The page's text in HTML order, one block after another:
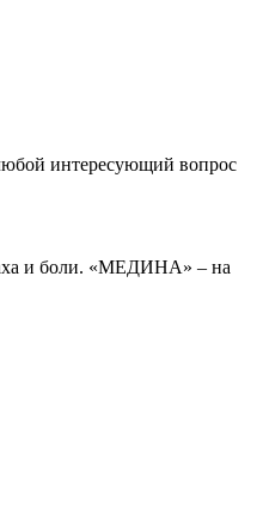
интересующий вопрос
и боли. «МЕДИНА» – на